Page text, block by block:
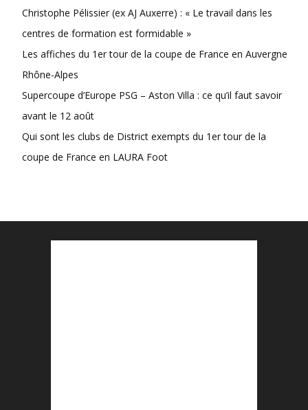
Christophe Pélissier (ex AJ Auxerre) : « Le travail dans les
centres de formation est formidable »
Les affiches du 1er tour de la coupe de France en Auvergne
Rhône-Alpes
Supercoupe d’Europe PSG – Aston Villa : ce qu’il faut savoir
avant le 12 août
Qui sont les clubs de District exempts du 1er tour de la
coupe de France en LAURA Foot